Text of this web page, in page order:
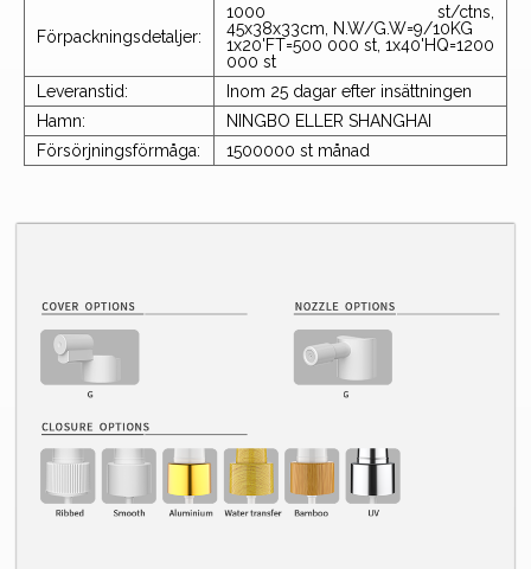
Förpackningsdetaljer:
1000 st/ctns,
45x38x33cm, N.W/G.W=9/10KG
1x20'FT=500 000 st, 1x40'HQ=1200
000 st
Leveranstid:
Inom 25 dagar efter insättningen
Hamn:
NINGBO ELLER SHANGHAI
Försörjningsförmåga:
1500000 st månad